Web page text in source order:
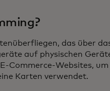
das über
auf physischen
Commerce-Websites,
Karten verwendet.